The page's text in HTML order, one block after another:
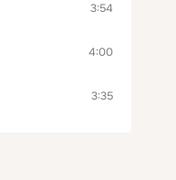
3:54
4:00
3:35